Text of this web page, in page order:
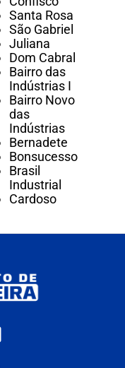
Santa Rosa
São Gabriel
Juliana
Dom Cabral
Bairro das
Indústrias I
Bairro Novo
das
Indústrias
Bernadete
Bonsucesso
Brasil
Industrial
Cardoso